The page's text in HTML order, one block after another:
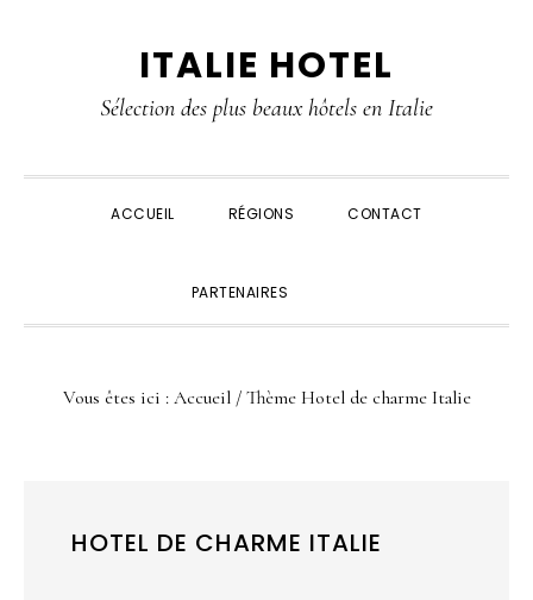
principale
latérale
principale
page
ITALIE HOTEL
Sélection des plus beaux hôtels en Italie
ACCUEIL RÉGIONS CONTACT
PARTENAIRES
Vous êtes ici : Accueil/ Thème Hotel de charme Italie
HOTEL DE CHARME ITALIE